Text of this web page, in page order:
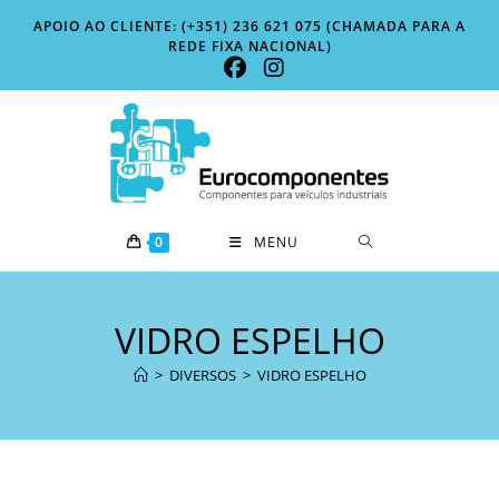
APOIO AO CLIENTE: (+351) 236 621 075 (CHAMADA PARA A
REDE FIXA NACIONAL)
0 MENU
VIDRO ESPELHO
> DIVERSOS > VIDRO ESPELHO